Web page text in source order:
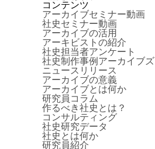
コンテンツ
アーカイブセミナー動画
社史セミナー動画
アーカイブの活用
アーキビストの紹介
社史担当者アンケート
社史制作事例アーカイブズ
ニュースリリース
アーカイブの意義
アーカイブとは何か
研究員コラム
作るべき社史とは？
コンサルティング
社史研究データ
社史とは何か
研究員紹介